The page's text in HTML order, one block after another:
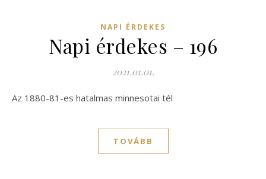
NAPI ÉRDEKES
Napi érdekes – 196
2021.01.01.
Az 1880-81-es hatalmas minnesotai tél
TOVÁBB